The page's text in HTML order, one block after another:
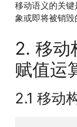
移动语义的关
象或即将被销毁
2. 移动
赋值运
2.1 移动